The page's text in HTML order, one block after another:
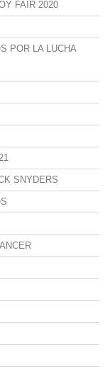
FAIR 2020
POR LA LUCHA
SNYDERS